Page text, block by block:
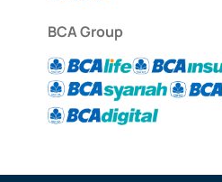
BCA Group